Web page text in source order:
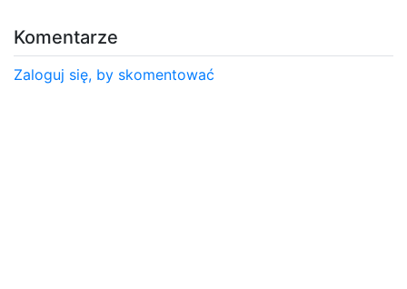
Komentarze
Zaloguj się, by skomentować